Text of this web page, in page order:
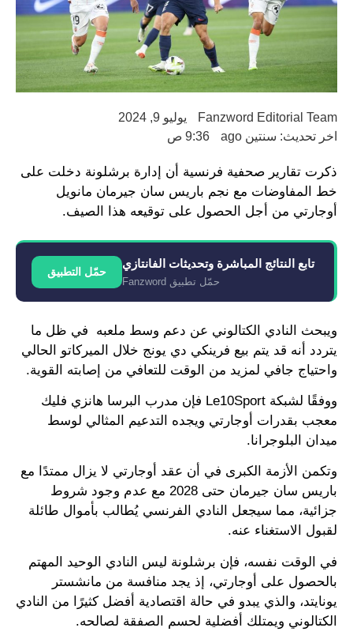
Fanzword Editorial Team
يوليو 9, 2024
اخر تحديث: سنتين ago
9:36 ص
ذكرت تقارير صحفية فرنسية أن إدارة برشلونة دخلت على
خط المفاوضات مع نجم باريس سان جيرمان مانويل
أوجارتي من أجل الحصول على توقيعه هذا الصيف.
تابع النتائج المباشرة وتحديثات الفانتازي
حمّل تطبيق Fanzword
حمّل التطبيق
ويبحث النادي الكتالوني عن دعم وسط ملعبه في ظل ما
يتردد أنه قد يتم بيع فرينكي دي يونج خلال الميركاتو الحالي
واحتياج جافي لمزيد من الوقت للتعافي من إصابته القوية.
ووفقًا لشبكة Le10Sport فإن مدرب البرسا هانزي فليك
معجب بقدرات أوجارتي ويجده التدعيم المثالي لوسط
ميدان البلوجرانا.
وتكمن الأزمة الكبرى في أن عقد أوجارتي لا يزال ممتدًا مع
باريس سان جيرمان حتى 2028 مع عدم وجود شروط
جزائية، مما سيجعل النادي الفرنسي يُطالب بأموال طائلة
لقبول الاستغناء عنه.
في الوقت نفسه، فإن برشلونة ليس النادي الوحيد المهتم
بالحصول على أوجارتي، إذ يجد منافسة من مانشستر
يونايتد، والذي يبدو في حالة اقتصادية أفضل كثيرًا من النادي
الكتالوني ويمتلك أفضلية لحسم الصفقة لصالحه.